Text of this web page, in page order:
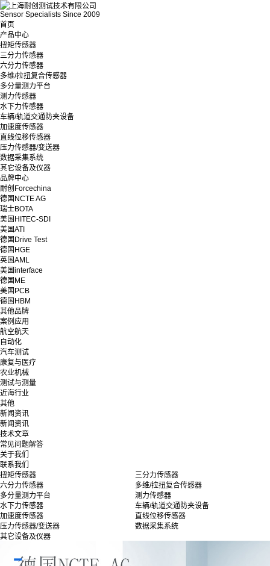
Sensor Specialists Since 2009
首页
产品中心
扭矩传感器
三分力传感器
六分力传感器
多维/拉扭复合传感器
多分量测力平台
测力传感器
水下力传感器
车辆/轨道交通防夹设备
加速度传感器
直线位移传感器
压力传感器/变送器
数据采集系统
其它设备及仪器
品牌中心
耐创Forcechina
德国NCTE AG
瑞士BOTA
美国HITEC-SDI
美国ATI
德国Drive Test
德国HGE
英国AML
美国interface
德国ME
美国PCB
德国HBM
其他品牌
案例应用
航空航天
自动化
汽车测试
康复与医疗
农业机械
测试与测量
近海行业
其他
新闻资讯
新闻资讯
技术文章
常见问题解答
关于我们
联系我们
扭矩传感器
三分力传感器
六分力传感器
多维/拉扭复合传感器
多分量测力平台
测力传感器
水下力传感器
车辆/轨道交通防夹设备
加速度传感器
直线位移传感器
压力传感器/变送器
数据采集系统
其它设备及仪器